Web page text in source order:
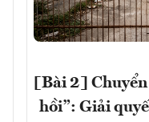
[Bài 2]
hồi”: Giải